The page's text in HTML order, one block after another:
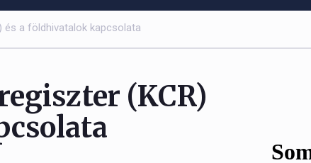
és a földhivatalok kapcsolata
(KCR)